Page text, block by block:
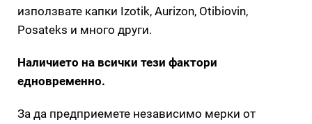
използвате капки Izotik, Aurizon, Otibiovin,
Posateks и много други.
Наличието на всички тези фактори
едновременно.
За да предприемете независимо мерки от